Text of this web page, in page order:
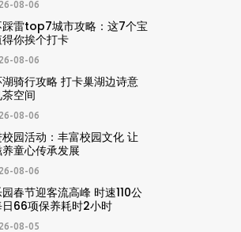
08-06
踩雷top7城市攻略：这7个宝
你挨个打卡
08-06
骑行攻略 打卡巢湖边诗意
空间
08-06
园活动：丰富校园文化 让
童心传承发展
08-06
春节迎客流高峰 时速110公
66项保养耗时2小时
08-05